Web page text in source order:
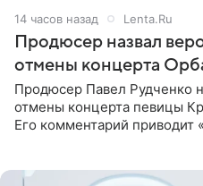
14 часов назад Lenta.Ru
Продюсер назвал
отмены концерта
Продюсер Павел Рудченко
отмены концерта певицы
Его комментарий приводит